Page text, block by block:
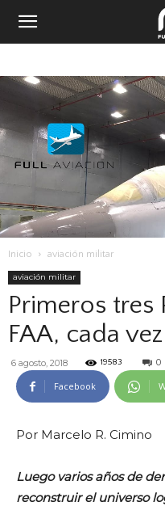
Inicio aviación militar
aviación militar
Primeros tres
FAA, cada
6 agosto, 2018 19583 0
Facebook
Por Marcelo R. Cimino
Luego varios años de
reconstruir el universo